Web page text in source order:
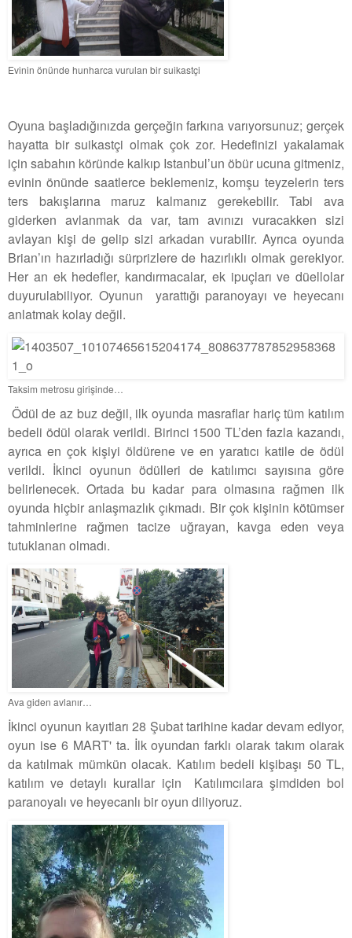
Evinin önünde hunharca vurulan bir suikastçi
Oyuna başladığınızda gerçeğin farkına varıyorsunuz; gerçek
hayatta bir suikastçi olmak çok zor. Hedefinizi yakalamak
için sabahın köründe kalkıp Istanbul’un öbür ucuna gitmeniz,
evinin önünde saatlerce beklemeniz, komşu teyzelerin ters
ters bakışlarına maruz kalmanız gerekebilir. Tabi ava
giderken avlanmak da var, tam avınızı vuracakken sizi
avlayan kişi de gelip sizi arkadan vurabilir. Ayrıca oyunda
Brian’ın hazırladığı sürprizlere de hazırlıklı olmak gerekiyor.
Her an ek hedefler, kandırmacalar, ek ipuçları ve düellolar
duyurulabiliyor. Oyunun yarattığı paranoyayı ve heyecanı
anlatmak kolay değil.
Taksim metrosu girişinde…
Ödül de az buz değil, ilk oyunda masraflar hariç tüm katılım
bedeli ödül olarak verildi. Birinci 1500 TL’den fazla kazandı,
ayrıca en çok kişiyi öldürene ve en yaratıcı katile de ödül
verildi. İkinci oyunun ödülleri de katılımcı sayısına göre
belirlenecek. Ortada bu kadar para olmasına rağmen ilk
oyunda hiçbir anlaşmazlık çıkmadı. Bir çok kişinin kötümser
tahminlerine rağmen tacize uğrayan, kavga eden veya
tutuklanan olmadı.
Ava giden avlanır…
İkinci oyunun kayıtları 28 Şubat tarihine kadar devam ediyor,
oyun ise 6 MART' ta. İlk oyundan farklı olarak takım olarak
da katılmak mümkün olacak. Katılım bedeli kişibaşı 50 TL,
katılım ve detaylı kurallar için Katılımcılara şimdiden bol
paranoyalı ve heyecanlı bir oyun diliyoruz.